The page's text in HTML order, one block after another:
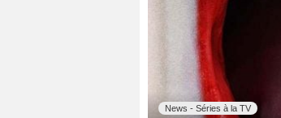
News - Séries à la TV